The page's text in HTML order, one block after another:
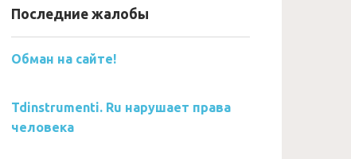
Последние жалобы
Обман на сайте!
Tdinstrumenti. Ru нарушает права
человека